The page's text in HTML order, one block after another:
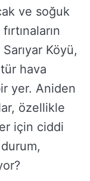
ve soğuk
Köyü,
hava
yer. Aniden
özellikle
için ciddi